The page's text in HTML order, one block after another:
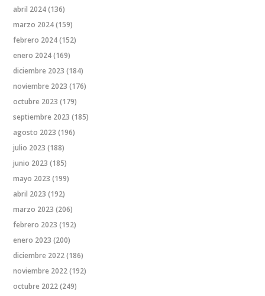
abril 2024(136)
marzo 2024(159)
febrero 2024(152)
enero 2024(169)
diciembre 2023 (184)
noviembre 2023 (176)
octubre 2023 (179)
septiembre 2023 (185)
agosto 2023 (196)
julio 2023 (188)
junio 2023 (185)
mayo 2023 (199)
abril 2023 (192)
marzo 2023 (206)
febrero 2023 (192)
enero 2023 (200)
diciembre 2022(186)
noviembre 2022(192)
octubre 2022(249)